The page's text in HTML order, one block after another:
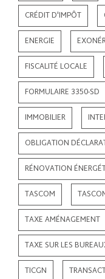
CRÉDIT D'IMPÔT
ENERGIE
FISCALITÉ LOCALE
FORMULAIRE 3350-SD
IMMOBILIER
OBLIGATION
RÉNOVATION
TASCOM
TAXE AMÉNAGEMENT
TAXE SUR LES
TICGN